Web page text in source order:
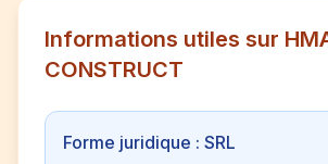
Informations utiles sur
CONSTRUCT
Forme juridique : SRL